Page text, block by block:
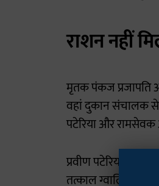
राशन नहीं
मृतक पंकज प्रजापति
वहां दुकान संचालक से
पटेरिया और
प्रवीण पटेरिया
तत्काल ग्वालियर